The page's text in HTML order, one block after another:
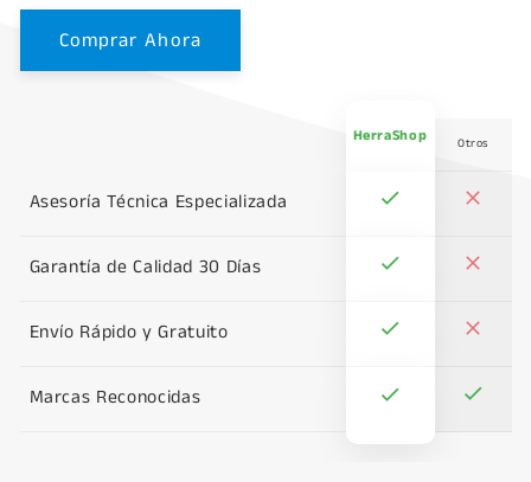
Comprar Ahora
HerraShop Otros
Asesoría Técnica Especializada
Garantía de Calidad 30 Días
Envío Rápido y Gratuito
Marcas Reconocidas